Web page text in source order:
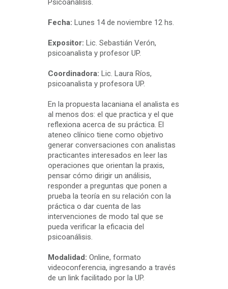
Psicoanálisis.
Fecha: Lunes 14 de noviembre 12 hs.
Expositor: Lic. Sebastián Verón,
psicoanalista y profesor UP.
Coordinadora: Lic. Laura Ríos,
psicoanalista y profesora UP.
En la propuesta lacaniana el analista es
al menos dos: el que practica y el que
reflexiona acerca de su práctica. El
ateneo clínico tiene como objetivo
generar conversaciones con analistas
practicantes interesados en leer las
operaciones que orientan la praxis,
pensar cómo dirigir un análisis,
responder a preguntas que ponen a
prueba la teoría en su relación con la
práctica o dar cuenta de las
intervenciones de modo tal que se
pueda verificar la eficacia del
psicoanálisis.
Modalidad: Online, formato
videoconferencia, ingresando a través
de un link facilitado por la UP.